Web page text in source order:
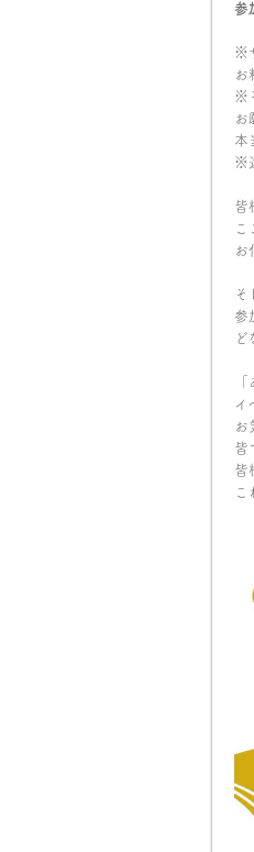
参
※
お
※
お
本
※
皆
お
そ
参
ど
イ
お
皆
皆